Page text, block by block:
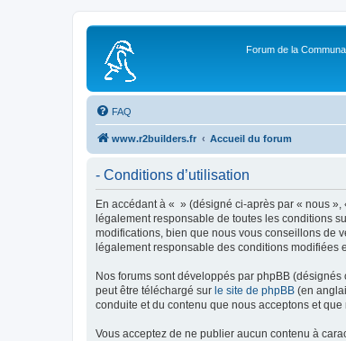
Forum de la
FAQ
www.r2builders.fr Accueil du forum
- Conditions d’utilisation
En accédant à « » (désigné ci-après par « nous »,
légalement responsable de toutes les conditions
modifications, bien que nous vous conseillons de
légalement responsable des conditions modifiées
Nos forums sont développés par phpBB
peut être téléchargé sur le site de phpBB (en
conduite et du contenu que nous acceptons et
Vous acceptez de ne publier aucun contenu à